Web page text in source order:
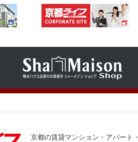
京都の賃貸マンション・アパート